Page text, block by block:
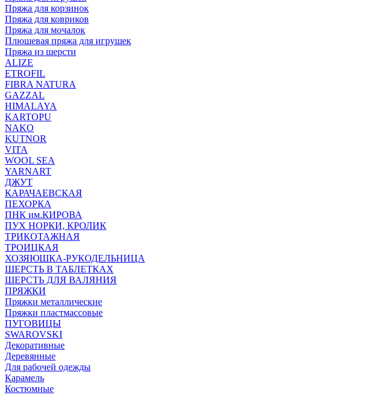
Пряжа для корзинок
Пряжа для ковриков
Пряжа для мочалок
Плюшевая пряжа для игрушек
Пряжа из шерсти
ALIZE
ETROFIL
FIBRA NATURA
GAZZAL
HIMALAYA
KARTOPU
NAKO
KUTNOR
VITA
WOOL SEA
YARNART
ДЖУТ
КАРАЧАЕВСКАЯ
ПЕХОРКА
ПНК им.КИРОВА
ПУХ НОРКИ, КРОЛИК
ТРИКОТАЖНАЯ
ТРОИЦКАЯ
ХОЗЯЮШКА-РУКОДЕЛЬНИЦА
ШЕРСТЬ В ТАБЛЕТКАХ
ШЕРСТЬ ДЛЯ ВАЛЯНИЯ
ПРЯЖКИ
Пряжки металлические
Пряжки пластмассовые
ПУГОВИЦЫ
SWAROVSKI
Декоративные
Деревянные
Для рабочей одежды
Карамель
Костюмные